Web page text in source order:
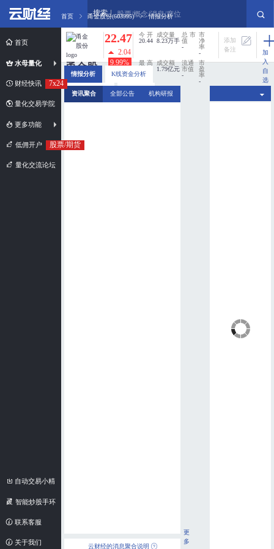
首页
水母量化
财经快讯 7x24
量化交易学院
更多功能
低佣开户 股票/期货
量化交流论坛
自动交易小精
灵 智能炒股手环
联系客服
关于我们
首页 甬金股份(603995) 情报分析
搜索 股票/概念/消息/席位
甬金股
份
603995
22.47
2.04
9.99%
今 开
20.44
成交量
8.23万手
总 市
值
-
市
净
率
-
最 高 成交额
1.79亿元
流通
市值
-
市
盈
率
-
最 低
20.44
换手率
0%
添加
备注
加
入
自
选
情报分析 K线资金分析
分时资金分析 新闻扫描
资讯聚合 全部公告 机构研报
云财经的消息聚合说明
更
多